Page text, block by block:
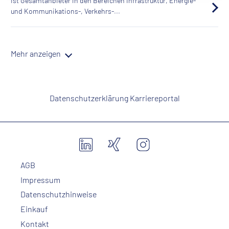
und Kommunikations-, Verkehrs-...
Mehr anzeigen
Datenschutzerklärung Karriereportal
AGB
Impressum
Datenschutzhinweise
Einkauf
Kontakt